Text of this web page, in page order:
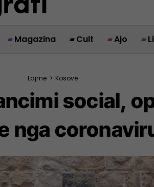
Magazina Cult Ajo
Lajme > Kosovë
social,
nga